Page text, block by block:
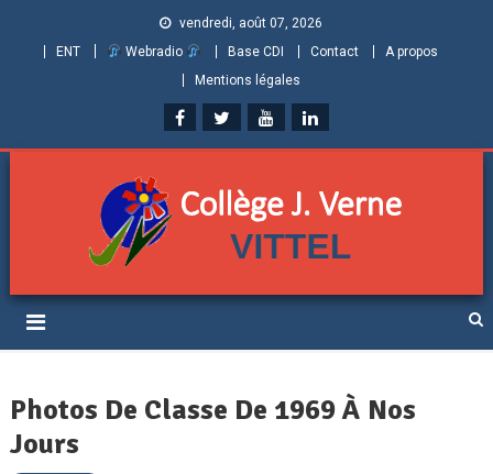
vendredi, août 07, 2026
ENT
Webradio Base CDI Contact
A propos
Mentions légales
Collège Jules Verne de
Vittel (Vosges)
Photos De Classe De 1969 À Nos
Jours